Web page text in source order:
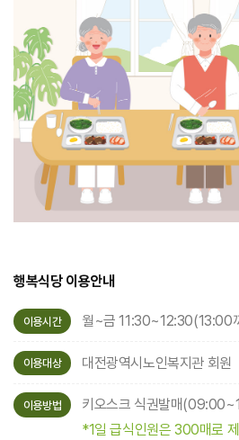
행복식당 이용안내
이용시간 월~금 11:30~12:30(13:00
이용대상 대전광역시노인복지관 회원
이용방법
키오스크 식권발매
*1일 급식인원은 300매로